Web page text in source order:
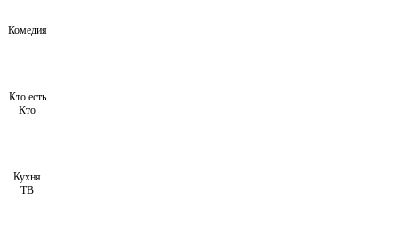
Комедия
Кто есть
Кто
Кухня
ТВ